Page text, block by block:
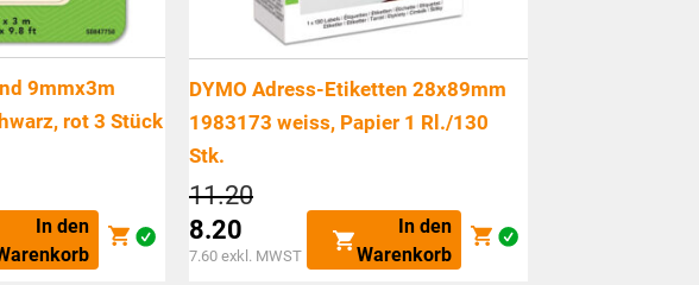
9mmx3m
rot 3 Stück
In den
DYMO Adress-Etiketten 28x89mm
1983173 weiss, Papier 1 Rl./130
Stk.
11.20Ursprünglicher
Preis
war:
CHF11.20
8.20
Aktueller
7.60 exkl. MWST
In den
Warenkorb